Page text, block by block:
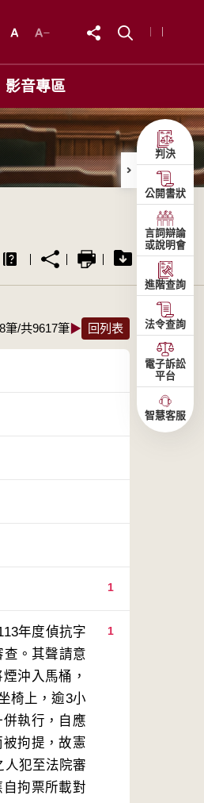
影音專區
筆/共9617筆▶ 回列表
1
1
年度偵抗字
。其聲請意
沖入馬桶，
椅上，逾3小
執行，自應
拘提，故憲
人犯至法院審
拘票所載對
判決
公開書狀
言詞辯論
或說明會
進階查詢
法令查詢
電子訴訟
平台
智慧客服